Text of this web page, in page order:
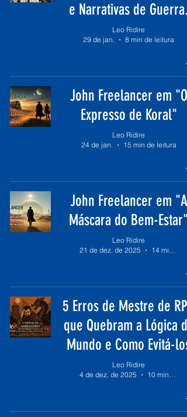
e Narrativas de Guerra.
Leo Ridire
29 de jan.
8 min de leitura
John Freelancer em "O
Expresso de Koral"
Leo Ridire
24 de jan.
15 min de leitura
John Freelancer em "A
Máscara do Bem-Estar"
Leo Ridire
21 de dez. de 2025
14 min de leitura
5 Erros de Mestre de RPG
que Quebram a Lógica do
Mundo e Como Evitá-los
Leo Ridire
4 de dez. de 2025
10 min de leitura